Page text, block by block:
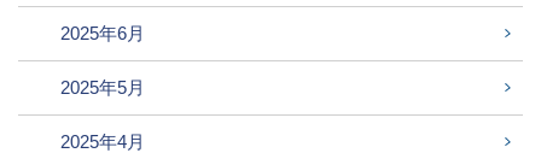
2025年6月
2025年5月
2025年4月